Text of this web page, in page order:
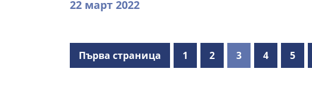
22 март 2022
Първа страница 1 2 3 4 5